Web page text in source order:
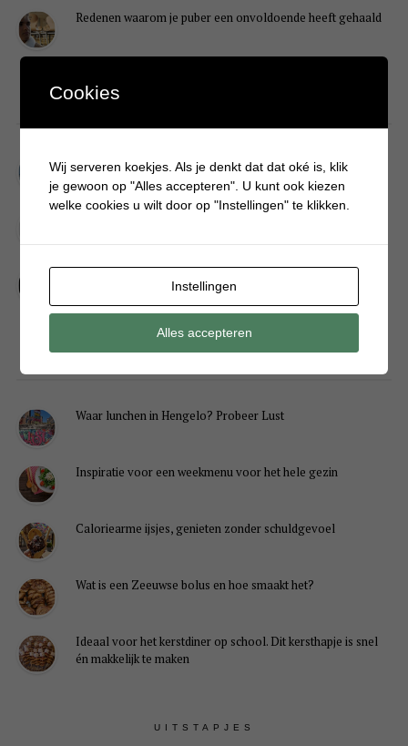
Redenen waarom je puber een onvoldoende heeft gehaald
Simpele DIY: Maak een geurroos van watten
Kerstengel maken van een houten wasknijper
Sneeuwpopkrans maken om bij de voordeur te hangen
Waar lunchen in Hengelo? Probeer Lust
Inspiratie voor een weekmenu voor het hele gezin
Caloriearme ijsjes, genieten zonder schuldgevoel
Wat is een Zeeuwse bolus en hoe smaakt het?
Ideaal voor het kerstdiner op school. Dit kersthapje is snel
én makkelijk te maken
UITSTAPJES
Cookies
Wij serveren koekjes. Als je denkt dat dat oké is, klik
je gewoon op "Alles accepteren". U kunt ook kiezen
welke cookies u wilt door op "Instellingen" te klikken.
Instellingen
Alles accepteren